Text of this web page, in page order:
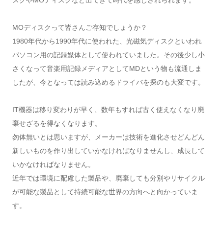
MOディスクって皆さんご存知でしょうか？
1980年代から1990年代に使われた、光磁気ディスクといわれ
パソコン用の記録媒体として使われていました。その後少し小
さくなって音楽用記録メディアとしてMDという物も流通しま
したが、今となっては読み込めるドライバを探のも大変です。
IT機器は移り変わりが早く、数年もすれば古く使えなくなり廃
棄せざるを得なくなります。
勿体無いとは思いますが、メーカーは技術を進化させどんどん
新しいものを作り出していかなければなりませんし、成長して
いかなければなりません。
近年では環境に配慮した製品や、廃棄しても分別やリサイクル
が可能な製品として持続可能な世界の方向へと向かっていま
す。